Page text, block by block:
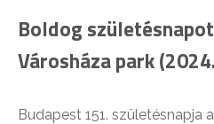
Boldog
Városháza park
Budapest 151. születésnapja